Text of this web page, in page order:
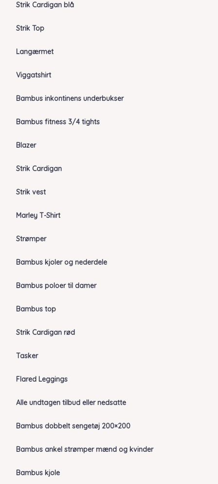
Strik Cardigan blå
Strik Top
Langærmet
Viggatshirt
Bambus inkontinens underbukser
Bambus fitness 3/4 tights
Blazer
Strik Cardigan
Strik vest
Marley T-Shirt
Strømper
Bambus kjoler og nederdele
Bambus poloer til damer
Bambus top
Strik Cardigan rød
Tasker
Flared Leggings
Alle undtagen tilbud eller nedsatte
Bambus dobbelt sengetøj 200×200
Bambus ankel strømper mænd og kvinder
Bambus kjole